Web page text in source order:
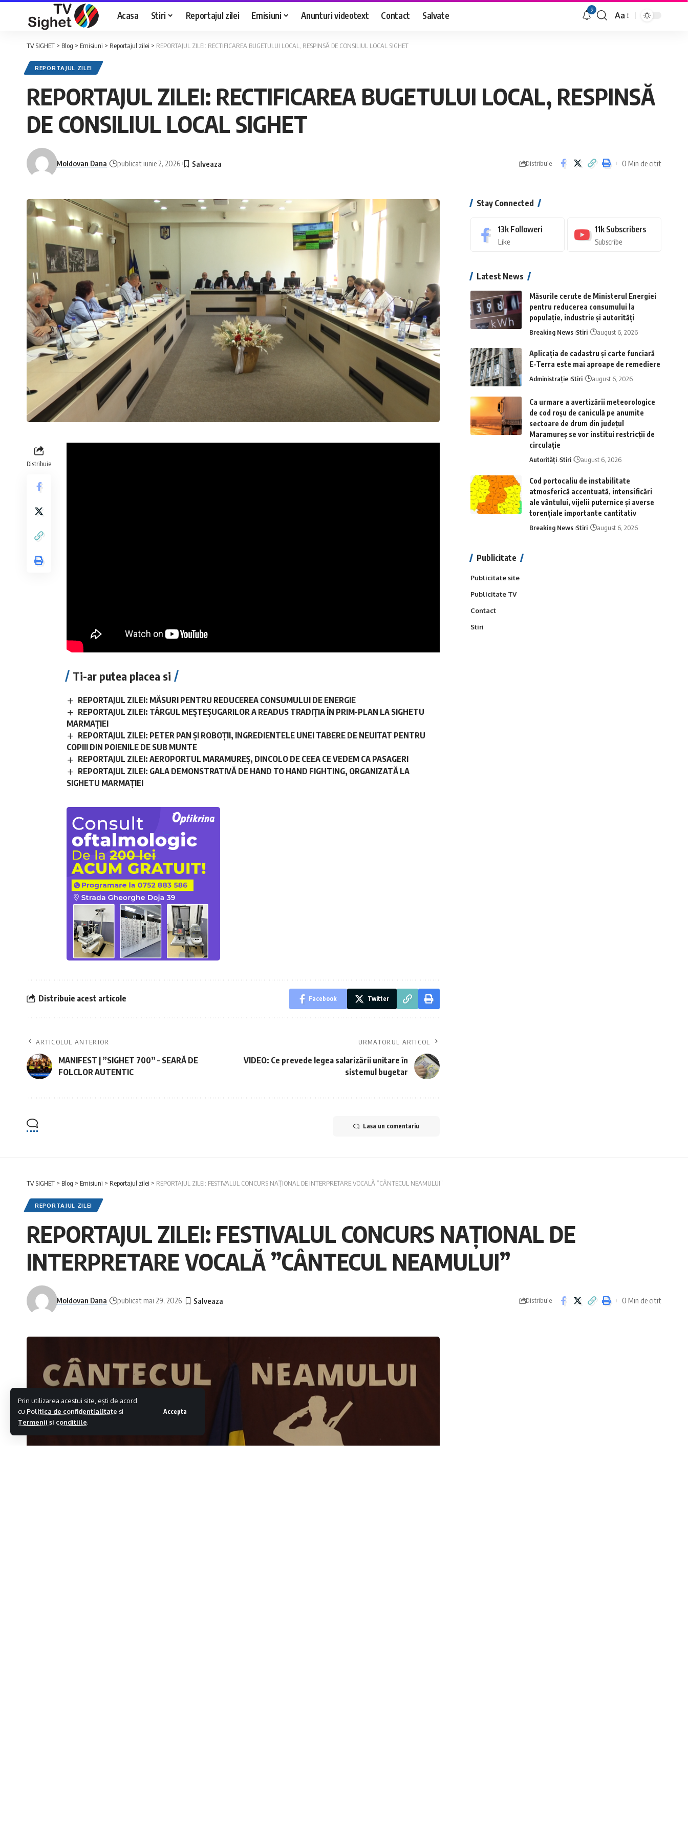
Prin utilizarea acestui site, ești de acord
cu Politica de confidentialitate si
Termenii si conditiile.
Accepta
Acasa Stiri Reportajul zilei Emisiuni Anunturi videotext Contact Salvate 9
Font
Aa
TV SIGHET > Blog > Emisiuni > Reportajul zilei > REPORTAJUL ZILEI: RECTIFICAREA BUGETULUI LOCAL, RESPINSĂ DE CONSILIUL LOCAL SIGHET
REPORTAJUL ZILEI
REPORTAJUL ZILEI: RECTIFICAREA BUGETULUI LOCAL, RESPINSĂ
DE CONSILIUL LOCAL SIGHET
Moldovan Dana publicat iunie 2, 2026 Distribuie 0 Min de citit
Distribuie
Ti-ar putea placea si
REPORTAJUL ZILEI: MĂSURI PENTRU REDUCEREA CONSUMULUI DE ENERGIE
REPORTAJUL ZILEI: TÂRGUL MEȘTEȘUGARILOR A READUS TRADIȚIA ÎN PRIM-PLAN LA SIGHETU
MARMAȚIEI
REPORTAJUL ZILEI: PETER PAN ȘI ROBOȚII, INGREDIENTELE UNEI TABERE DE NEUITAT PENTRU
COPIII DIN POIENILE DE SUB MUNTE
REPORTAJUL ZILEI: AEROPORTUL MARAMUREȘ, DINCOLO DE CEEA CE VEDEM CA PASAGERI
REPORTAJUL ZILEI: GALA DEMONSTRATIVĂ DE HAND TO HAND FIGHTING, ORGANIZATĂ LA
SIGHETU MARMAȚIEI
Distribuie acest articole Facebook Twitter
ARTICOLUL ANTERIOR
MANIFEST | ”SIGHET 700” – SEARĂ DE
FOLCLOR AUTENTIC
URMATORUL ARTICOL
VIDEO: Ce prevede legea salarizării unitare în
sistemul bugetar
Lasa un comentariu
Stay Connected
13k Followeri
Like
11k Subscribers
Subscribe
Latest News
Măsurile cerute de Ministerul Energiei
pentru reducerea consumului la
populație, industrie și autorități
Breaking News Stiri august 6, 2026
Aplicaţia de cadastru şi carte funciară
E-Terra este mai aproape de remediere
Administrație Stiri august 6, 2026
Ca urmare a avertizării meteorologice
de cod roșu de caniculă pe anumite
sectoare de drum din județul
Maramureș se vor institui restricții de
circulație
Autorități Stiri august 6, 2026
Cod portocaliu de instabilitate
atmosferică accentuată, intensificări
ale vântului, vijelii puternice și averse
torențiale importante cantitativ
Breaking News Stiri august 6, 2026
Publicitate
Publicitate site
Publicitate TV
Contact
Stiri
TV SIGHET > Blog > Emisiuni > Reportajul zilei > REPORTAJUL ZILEI: FESTIVALUL CONCURS NAȚIONAL DE INTERPRETARE VOCALĂ ”CÂNTECUL NEAMULUI”
REPORTAJUL ZILEI
REPORTAJUL ZILEI: FESTIVALUL CONCURS NAȚIONAL DE
INTERPRETARE VOCALĂ ”CÂNTECUL NEAMULUI”
Moldovan Dana publicat mai 29, 2026 Distribuie 0 Min de citit